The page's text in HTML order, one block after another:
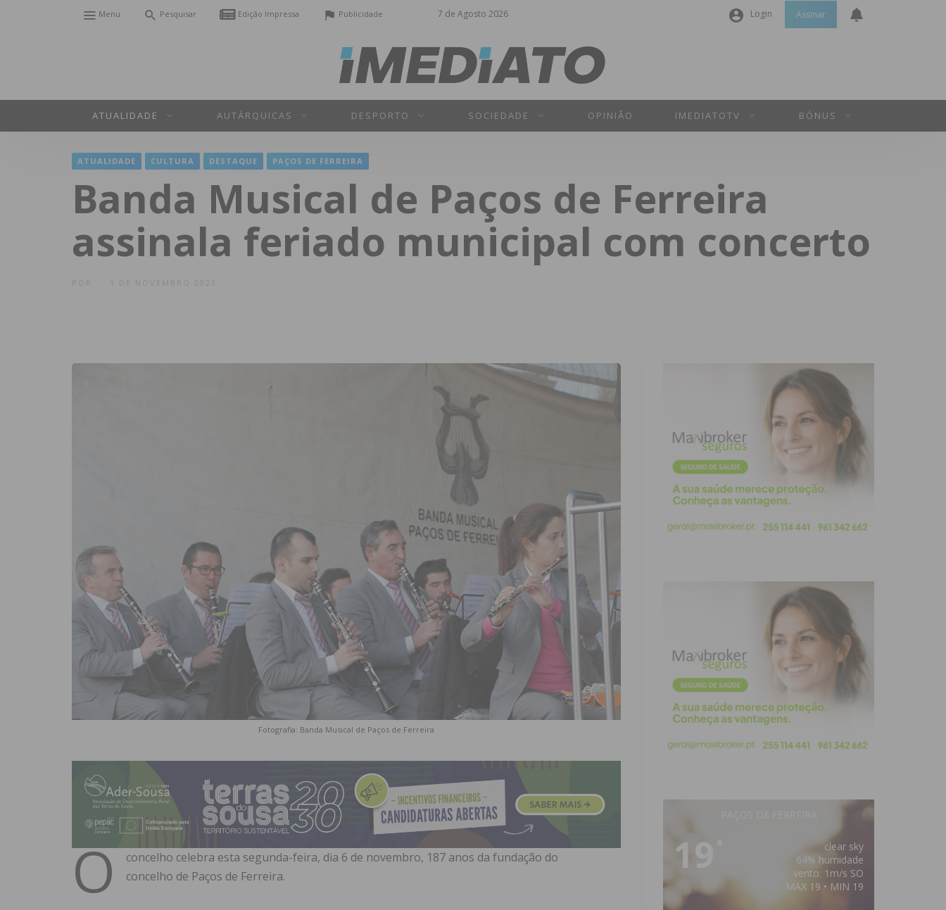
7 de Agosto 2026
Menu Pesquisar Edição Impressa Publicidade Login
Senha
Perdeu a sua senha?
Assinar
ATUALIDADE AUTÁRQUICAS DESPORTO SOCIEDADE OPINIÃO IMEDIATOTV BÓNUS
ATUALIDADE CULTURA DESTAQUE PAÇOS DE FERREIRA
Banda Musical de Paços de Ferreira
assinala feriado municipal com concerto
Fotografia: Banda Musical de Paços de Ferreira
O
concelho celebra esta segunda-feira, dia 6 de novembro, 187 anos da fundação do
concelho de Paços de Ferreira.
19
clear sky
64% humidade
vento: 1m/s SO
MAX 19 • MIN 19